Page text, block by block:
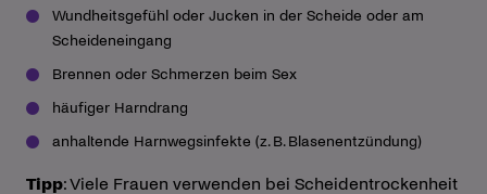
Wundheitsgefühl oder Jucken in der Scheide oder am
Scheideneingang
Brennen oder Schmerzen beim Sex
häufiger Harndrang
anhaltende Harnwegsinfekte (z. B. Blasenentzündung)
Tipp: Viele Frauen verwenden bei Scheidentrockenheit